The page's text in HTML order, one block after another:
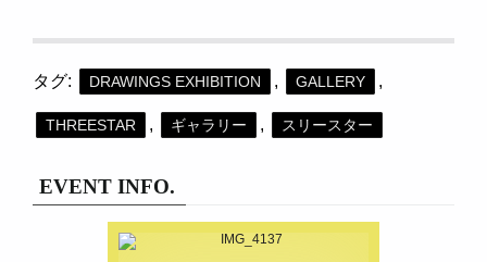
タグ: DRAWINGS EXHIBITION , GALLERY ,
THREESTAR , ギャラリー , スリースター
EVENT INFO.